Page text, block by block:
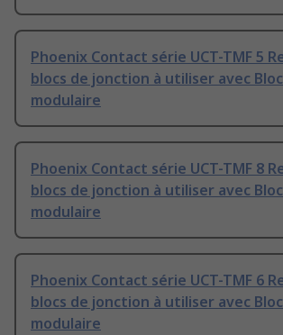
Phoenix Contact série UCT-TMF 5
blocs de jonction à utiliser avec
modulaire
Phoenix Contact série UCT-TMF 8
blocs de jonction à utiliser avec
modulaire
Phoenix Contact série UCT-TMF 6
blocs de jonction à utiliser avec
modulaire